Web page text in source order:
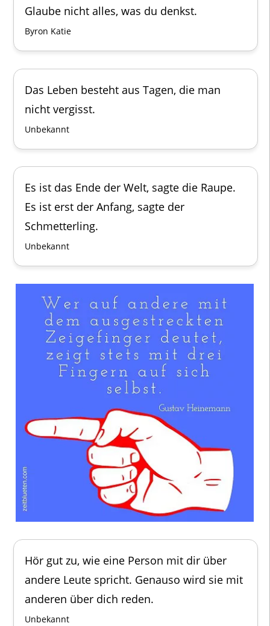
Glaube nicht alles, was du denkst.
Byron Katie
Das Leben besteht aus Tagen, die man
nicht vergisst.
Unbekannt
Es ist das Ende der Welt, sagte die Raupe.
Es ist erst der Anfang, sagte der
Schmetterling.
Unbekannt
Hör gut zu, wie eine Person mit dir über
andere Leute spricht. Genauso wird sie mit
anderen über dich reden.
Unbekannt